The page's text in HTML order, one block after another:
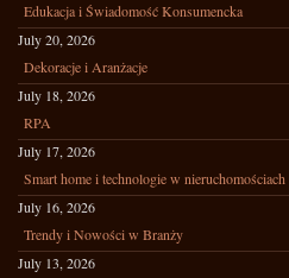
Edukacja i Świadomość Konsumencka
July 20, 2026
Dekoracje i Aranżacje
July 18, 2026
RPA
July 17, 2026
Smart home i technologie w nieruchomościach
July 16, 2026
Trendy i Nowości w Branży
July 13, 2026